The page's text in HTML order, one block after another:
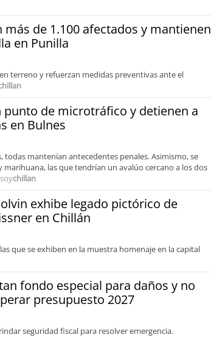
más de 1.100 afectados y mantienen
en Punilla
terreno y refuerzan medidas preventivas ante el
punto de microtráfico y detienen a
en Bulnes
todas mantenían antecedentes penales. Asimismo, se
marihuana, las que tendrían un avalúo cercano a los dos
soychillan
exhibe legado pictórico de
en Chillán
que se exhiben en la muestra homenaje en la capital
fondo especial para daños y no
presupuesto 2027
seguridad fiscal para resolver emergencia.